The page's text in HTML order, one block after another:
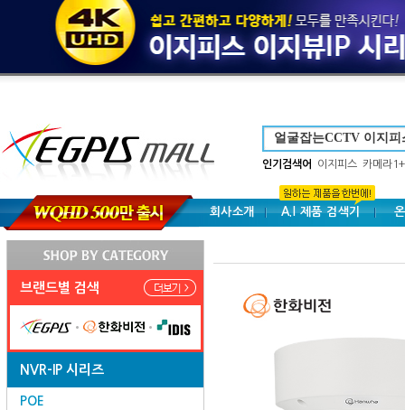
인기검색어 이지피스 카메라
회사소개 A.I 제품 검색기
브랜드별 검색
NVR-IP 시리즈
POE